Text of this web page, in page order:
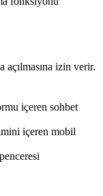
izin verir.
içeren sohbet
içeren mobil